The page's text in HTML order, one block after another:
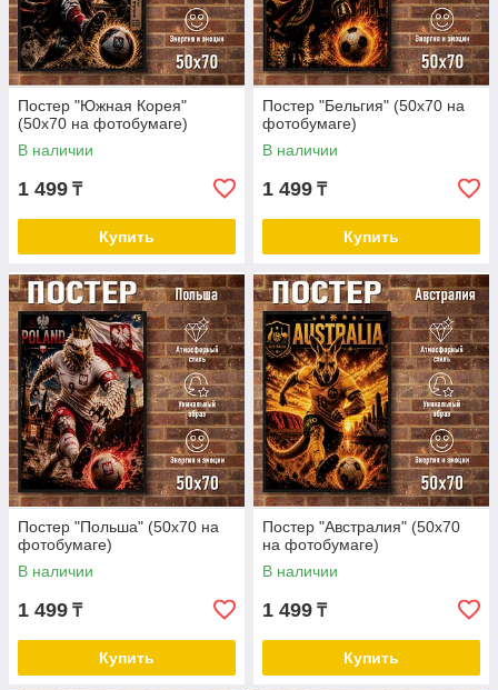
Постер "Южная Корея"
(50х70 на фотобумаге)
В наличии
1 499 ₸
Купить
Постер "Бельгия" (50х70 на
фотобумаге)
В наличии
1 499 ₸
Купить
Постер "Польша" (50х70 на
фотобумаге)
В наличии
1 499 ₸
Купить
Постер "Австралия" (50х70
на фотобумаге)
В наличии
1 499 ₸
Купить